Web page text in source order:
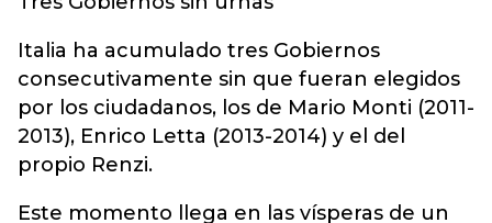
Italia ha acumulado tres Gobiernos
consecutivamente sin que fueran elegidos
por los ciudadanos, los de Mario Monti (2011-
2013), Enrico Letta (2013-2014) y el del
propio Renzi.
Este momento llega en las vísperas de un